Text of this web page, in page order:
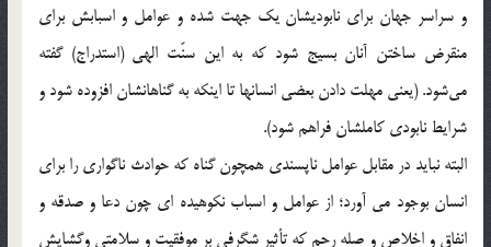
و سراسر جهان براي نابوديشان يك جهت شده و عوامل و اسبابش براي
منقرض ساختن آنان بسيج شود كه به اين سنّت الهي (استدراج) گفته
مي‌شود. (يعني مهلت دادن بعضي انسانها تا اينكه به گناهانشان افزوده شود و
شرايط نابودي كاملشان فراهم شود).
البته نبايد در مقابل عوامل ناپسندي همچون گناه که حوادث ناگواري را براي
انسان بوجود مي آورد؛ از عوامل و اسباب نکوهيده اي چون دعا و صدقه و
انفاق و اخلاص و صله رحم که تأثير شگرفي بر موفقيت و سلامتي وگشايش